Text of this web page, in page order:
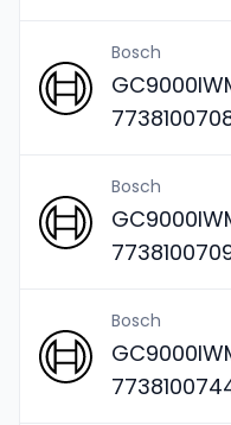
Bosch
Bosch
Bosch